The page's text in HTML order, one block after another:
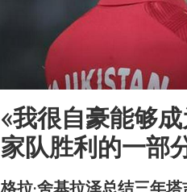
«我很自豪能够
家队胜利的一部
格拉·舍基拉泽总结三年